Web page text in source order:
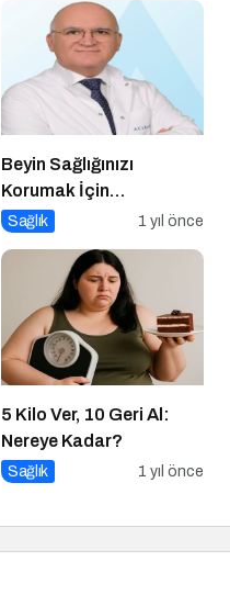
Beyin Sağlığınızı
Korumak İçin
Uygulayabileceğiniz 7
Sağlık 1 yıl önce
5 Kilo Ver, 10 Geri Al:
Nereye Kadar?
Sağlık 1 yıl önce